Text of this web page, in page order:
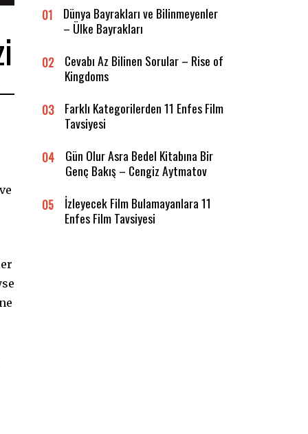
01
Dünya Bayrakları ve Bilinmeyenler
– Ülke Bayrakları
02
Cevabı Az Bilinen Sorular – Rise of
Kingdoms
03
Farklı Kategorilerden 11 Enfes Film
Tavsiyesi
04
Gün Olur Asra Bedel Kitabına Bir
Genç Bakış – Cengiz Aytmatov
05
İzleyecek Film Bulamayanlara 11
Enfes Film Tavsiyesi